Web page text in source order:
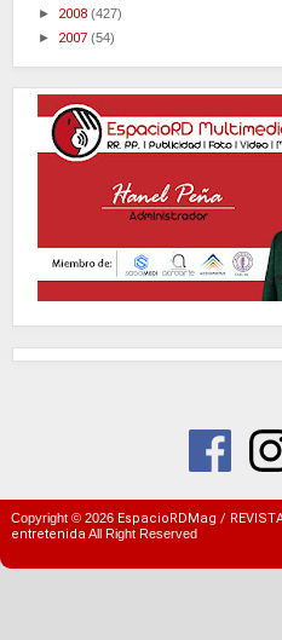
► 2008 (427)
► 2007 (54)
Copyright © 2026 EspacioRDMag /
entretenidaAll Right Reserved